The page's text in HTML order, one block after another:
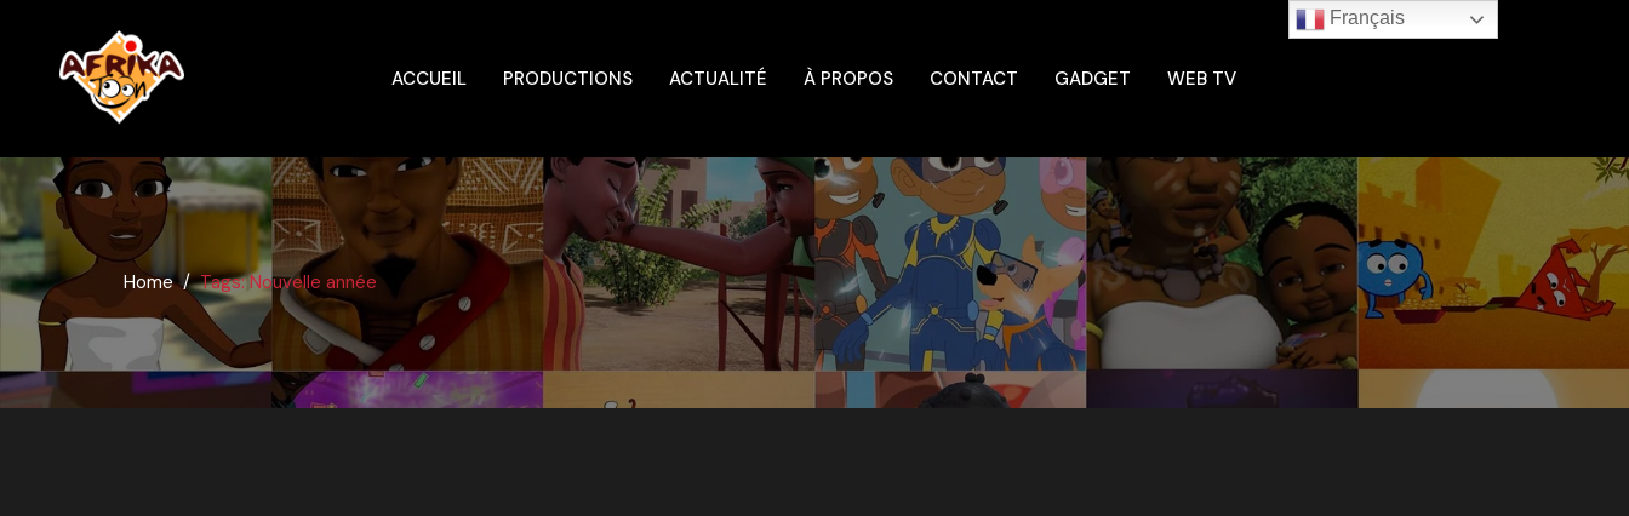
ACCUEIL PRODUCTIONS ACTUALITÉ À PROPOS CONTACT GADGET WEB TV
Home Tags: Nouvelle année
Français